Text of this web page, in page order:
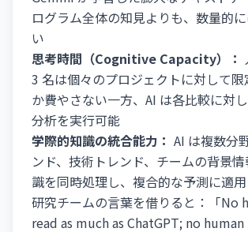
ログラム全体の知見よりも、数量的
い
思考時間（Cognitive Capacity）：
3 名は個々のプロジェクトに対して限
か費やさない一方、AI は各比較に対
分析を実行可能
学際的知識の統合能力： AI は複数分
ンド、技術トレンド、チームの背景
識を同時処理し、複合的な予測に適用
研究チームの言葉を借りると：「No
read as much as ChatGPT; no human